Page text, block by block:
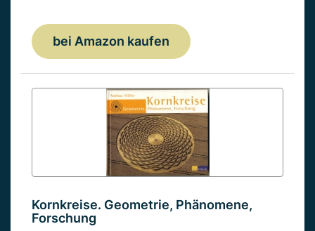
bei Amazon kaufen
Kornkreise. Geometrie, Phänomene,
Forschung